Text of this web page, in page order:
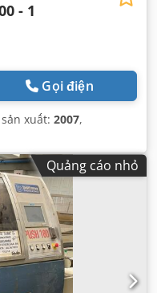
- 1
Gọi điện
xuất: 2007,
Quảng cáo nhỏ